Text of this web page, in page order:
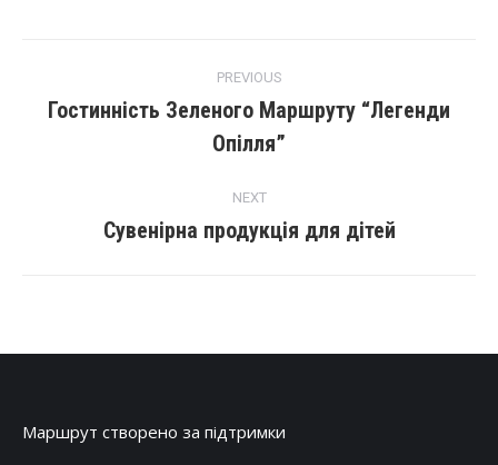
PREVIOUS
Гостинність Зеленого Маршруту “Легенди
Опілля”
NEXT
Сувенірна продукція для дітей
Маршрут створено за підтримки